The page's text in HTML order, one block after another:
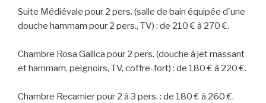
Suite Médiévale pour 2 pers. (salle de bain équipée d'une
douche hammam pour 2 pers., TV) : de 210 € à 270 €.
Chambre Rosa Gallica pour 2 pers. (douche à jet massant
et hammam, peignoirs, TV, coffre-fort) : de 180 € à 220 €.
Chambre Recamier pour 2 à 3 pers. : de 180 € à 260 €.